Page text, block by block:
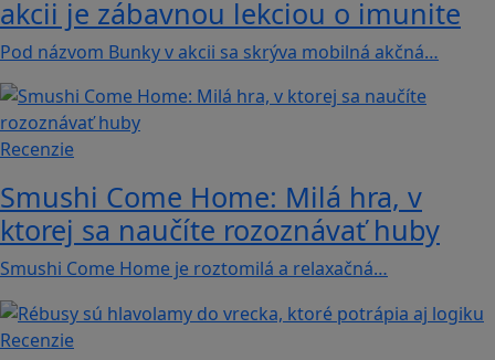
akcii je zábavnou lekciou o imunite
Pod názvom Bunky v akcii sa skrýva mobilná akčná…
Recenzie
Smushi Come Home: Milá hra, v
ktorej sa naučíte rozoznávať huby
Smushi Come Home je roztomilá a relaxačná…
Recenzie